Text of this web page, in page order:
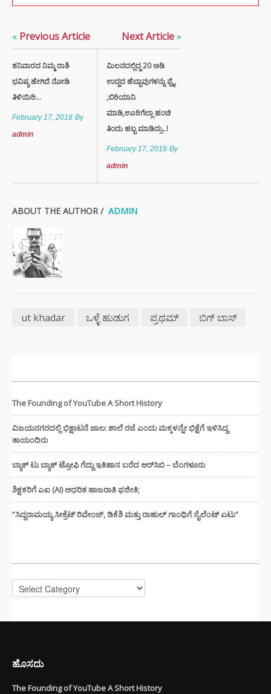
« Previous Article
ಶನಿವಾರದ ನಿಮ್ಮ ರಾಶಿ
ಭವಿಷ್ಯ ಹೇಗಿದೆ ನೋಡಿ
ತಿಳಿಯಿರಿ...
February 17, 2018 By
admin
Next Article»
ಮಿಲನದಲ್ಲಿದ್ದ 20 ಅಡಿ
ಉದ್ದದ ಹೆಬ್ಬಾವುಗಳನ್ನು ಫ್ರೈ
,ಬಿರಿಯಾನಿ
ಮಾಡಿ,ಊರಿಗೆಲ್ಲಾ ಹಂಚಿ
ತಿಂದು ಹಬ್ಬ ಮಾಡಿದ್ರು..!
February 17, 2018 By
admin
ABOUT THE AUTHOR / ADMIN
ut khadar ಒಳ್ಳೆ ಹುಡುಗ ಪ್ರಥಮ್ ಬಿಗ್ ಬಾಸ್
The Founding of YouTube A Short History
ವಿಜಯನಗರದಲ್ಲಿ ಭಿಕ್ಷಾಟನೆ ಜಾಲ: ಶಾಲೆ ರಜೆ ಎಂದು ಮಕ್ಕಳನ್ನೇ ಭಿಕ್ಷೆಗೆ ಇಳಿಸಿದ್ದ
ತಾಯಂದಿರು
ಬ್ಯಾಕ್ ಟು ಬ್ಯಾಕ್ ಟ್ರೋಫಿ ಗೆದ್ದು ಇತಿಹಾಸ ಬರೆದ ಆರ್‌ಸಿಬಿ – ಬೆಂಗಳೂರು
ಶಿಕ್ಷಕರಿಗೆ ಎಐ (AI) ಆಧರಿತ ಹಾಜರಾತಿ ಫಜೀತಿ;
“ಸಿದ್ದರಾಮಯ್ಯ ಸೀಕ್ರೆಟ್ ರಿವೇಂಜ್‌, ಡಿಕೆಶಿ ಮತ್ತು ರಾಹುಲ್‌ ಗಾಂಧಿಗೆ ಸೈಲೆಂಟ್ ಏಟು”
Categories
ಹೊಸದು
The Founding of YouTube A Short History